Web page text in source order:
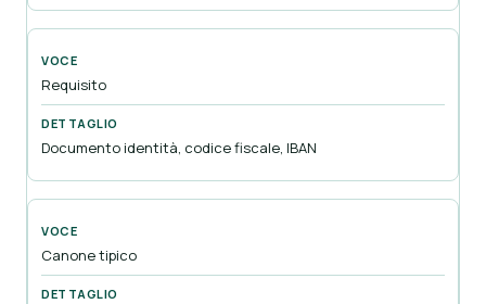
Requisito
Documento identità, codice fiscale, IBAN
Canone tipico